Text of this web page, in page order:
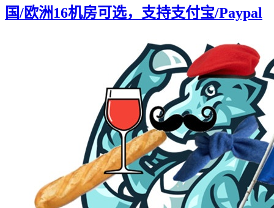
国/欧洲16机房可选，支持支付宝/Paypal